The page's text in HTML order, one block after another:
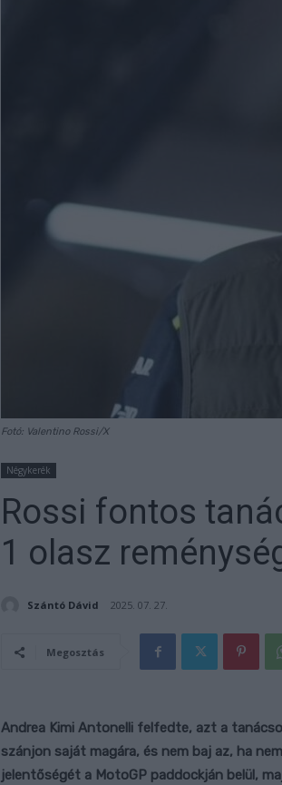
Fotó: Valentino Rossi/X
Négykerék
Rossi fontos
1 olasz
Szántó Dávid 2025. 07. 27.
Megosztás
Andrea Kimi Antonelli felfedte, azt a
szánjon saját magára, és nem baj az, ha
jelentőségét a MotoGP paddockján belül,